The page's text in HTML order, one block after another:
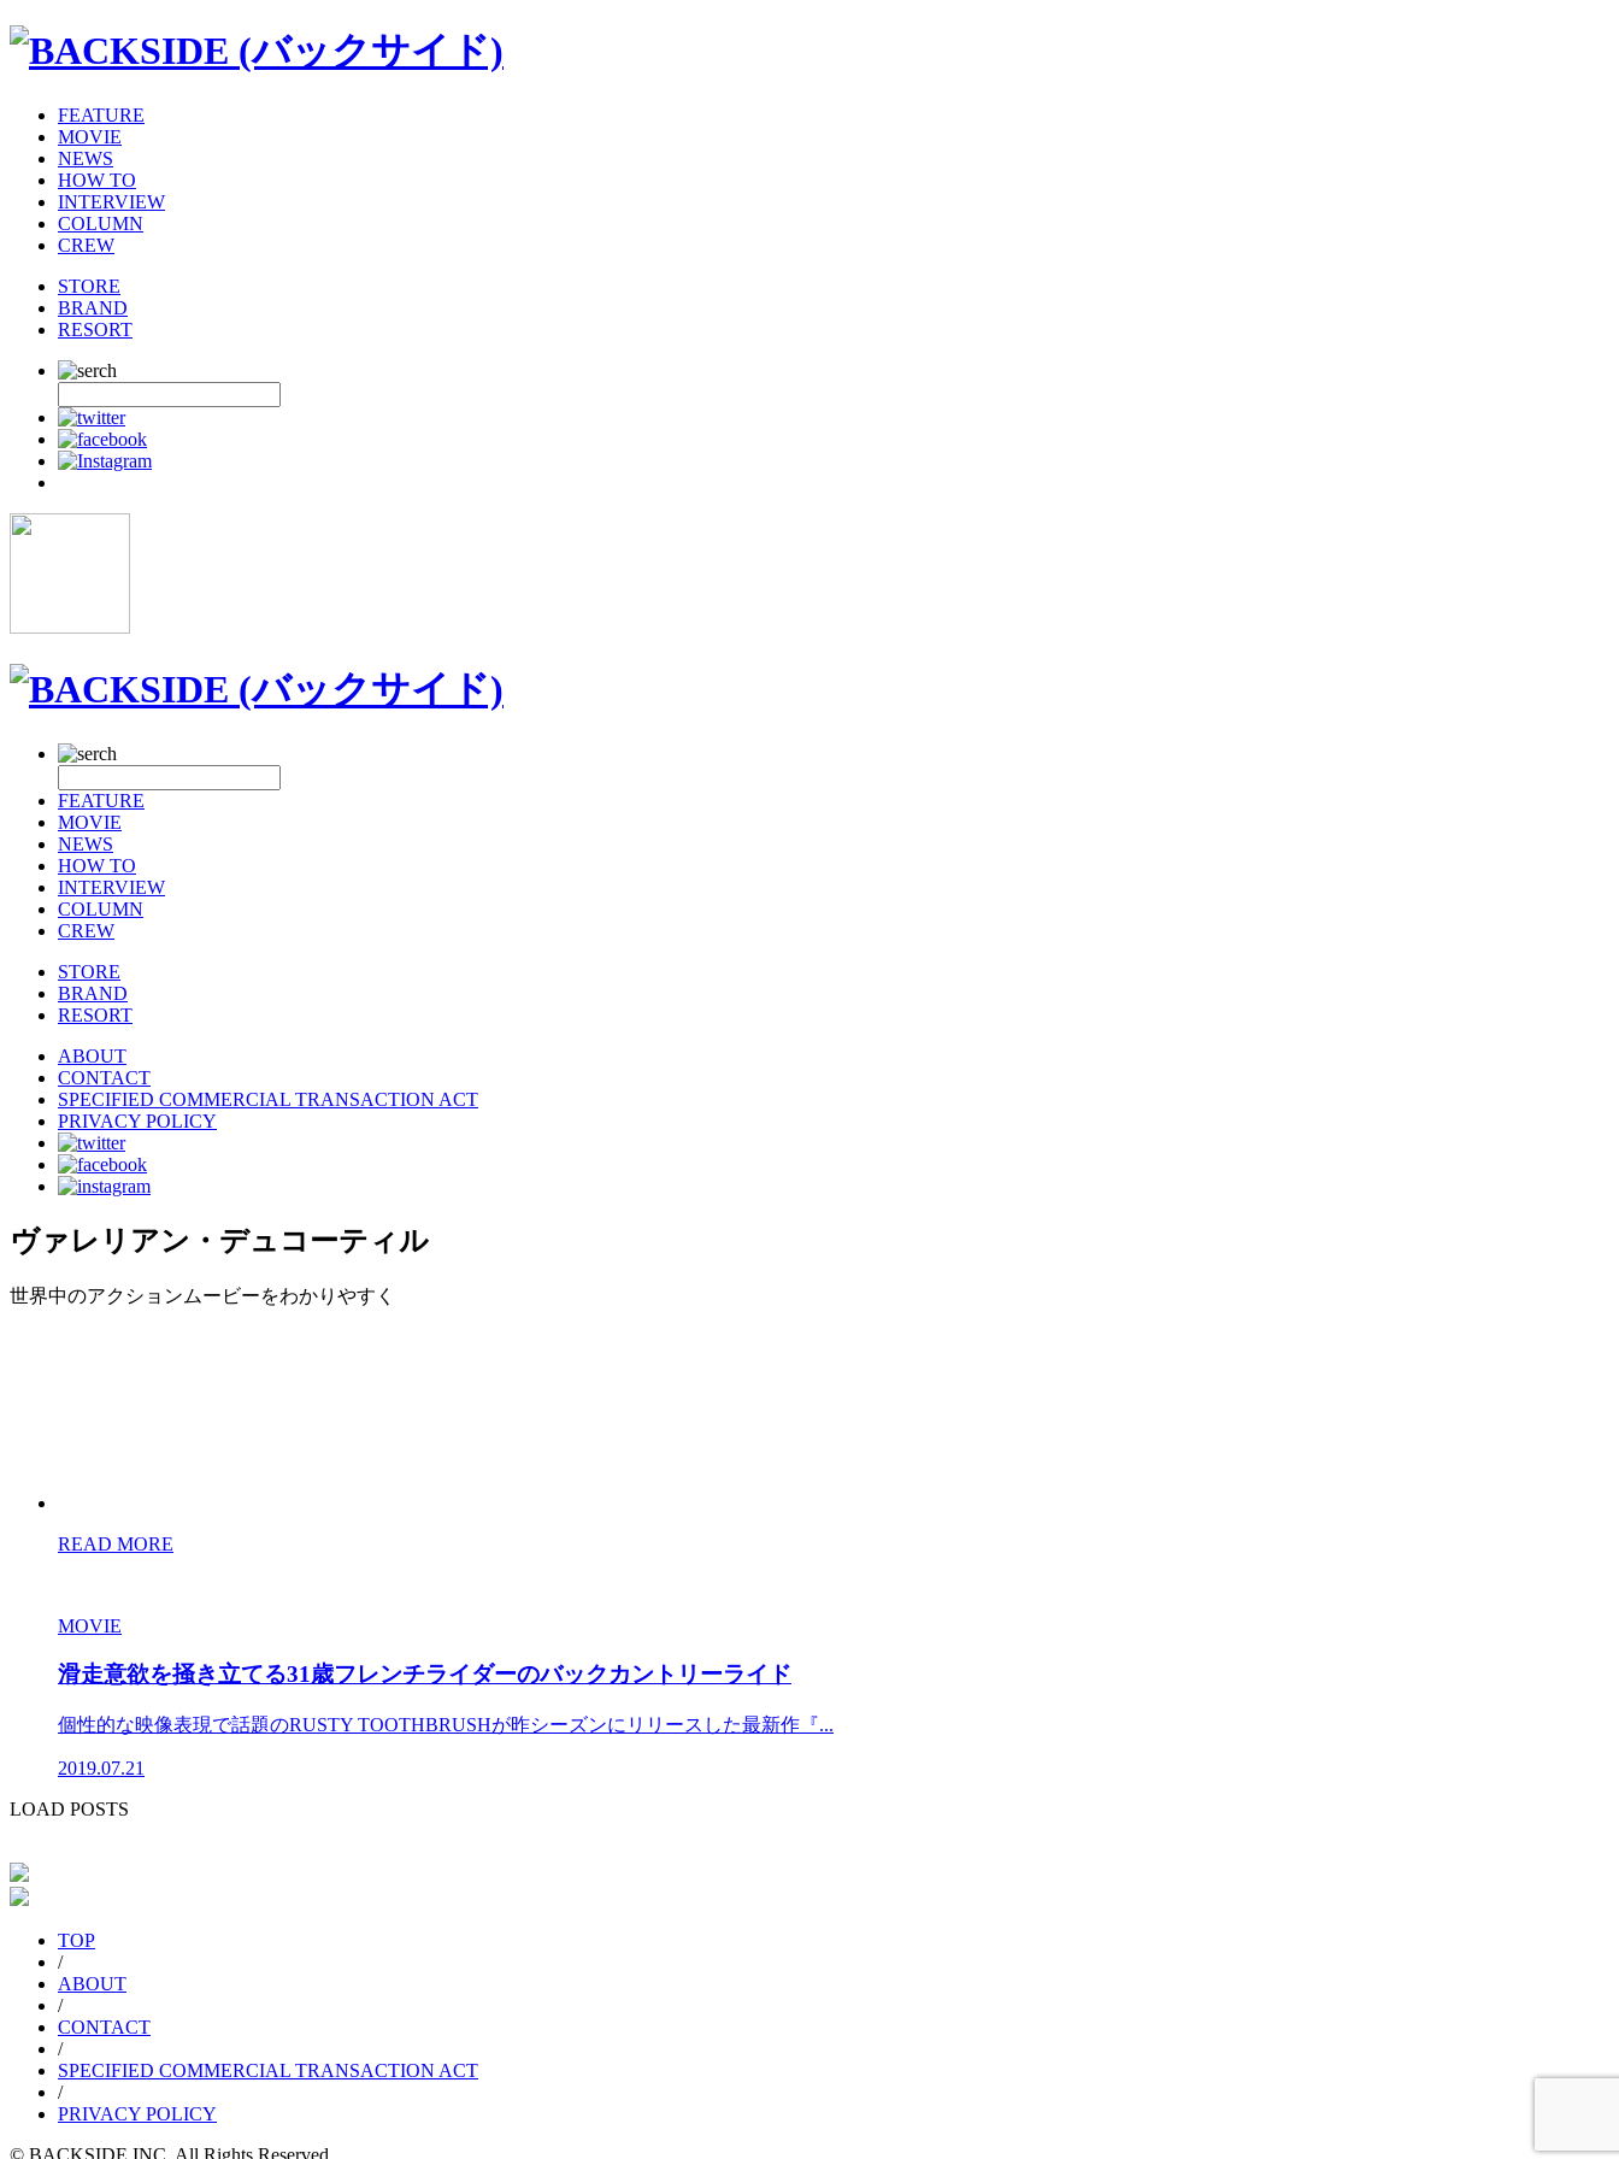
FEATURE
MOVIE
NEWS
HOW TO
INTERVIEW
COLUMN
CREW
STORE
BRAND
RESORT
FEATURE
MOVIE
NEWS
HOW TO
INTERVIEW
COLUMN
CREW
STORE
BRAND
RESORT
ABOUT
CONTACT
SPECIFIED COMMERCIAL TRANSACTION ACT
PRIVACY POLICY
ヴァレリアン・デュコーティル
世界中のアクションムービーをわかりやすく
READ MORE
MOVIE
滑走意欲を掻き立てる31歳フレンチライダーのバックカントリーライド
個性的な映像表現で話題のRUSTY TOOTHBRUSHが昨シーズンにリリースした最新作『...
2019.07.21
LOAD POSTS
TOP
/
ABOUT
/
CONTACT
/
SPECIFIED COMMERCIAL TRANSACTION ACT
/
PRIVACY POLICY
© BACKSIDE INC. All Rights Reserved.